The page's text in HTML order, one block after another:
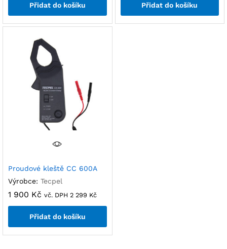
Přidat do košíku Přidat do košíku
Proudové kleště CC 600A
Výrobce: Tecpel
1 900 Kč vč. DPH 2 299 Kč
Přidat do košíku